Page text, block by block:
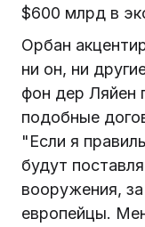
$600 млрд в
Орбан
ни он, ни
фон дер Ляйен
подобные
"Если я
будут
вооружения,
европейцы.